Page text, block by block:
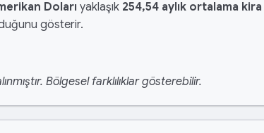
Doları yaklaşık 254,54 aylık ortalama kira
gösterir.
Bölgesel farklılıklar gösterebilir.